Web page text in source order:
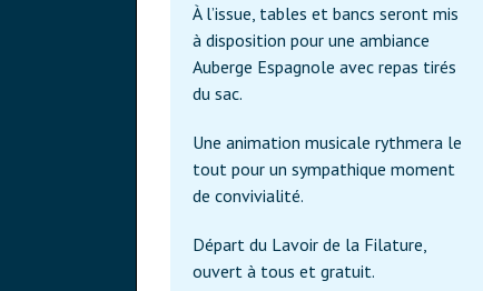
À l’issue, tables et bancs seront mis
à disposition pour une ambiance
Auberge Espagnole avec repas tirés
du sac.
Une animation musicale rythmera le
tout pour un sympathique moment
de convivialité.
Départ du Lavoir de la Filature,
ouvert à tous et gratuit.